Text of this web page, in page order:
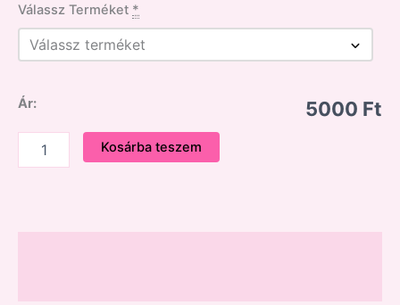
Válassz Terméket *
Ár: 5000 Ft
Kosárba teszem